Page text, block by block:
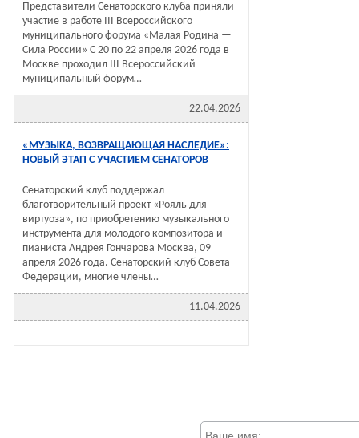
Представители Сенаторского клуба приняли
участие в работе III Всероссийского
муниципального форума «Малая Родина —
Сила России» С 20 по 22 апреля 2026 года в
Москве проходил III Всероссийский
муниципальный форум…
22.04.2026
«МУЗЫКА, ВОЗВРАЩАЮЩАЯ НАСЛЕДИЕ»:
НОВЫЙ ЭТАП С УЧАСТИЕМ СЕНАТОРОВ
Сенаторский клуб поддержал
благотворительный проект «Рояль для
виртуоза», по приобретению музыкального
инструмента для молодого композитора и
пианиста Андрея Гончарова Москва, 09
апреля 2026 года. Сенаторский клуб Совета
Федерации, многие члены…
11.04.2026